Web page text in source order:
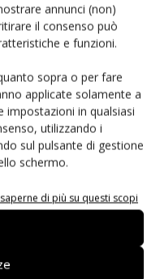
annunci (non)
il consenso può
e funzioni.
sopra o per fare
applicate solamente a
impostazioni in qualsiasi
utilizzando i
sul pulsante di gestione
schermo.
di più su questi scopi